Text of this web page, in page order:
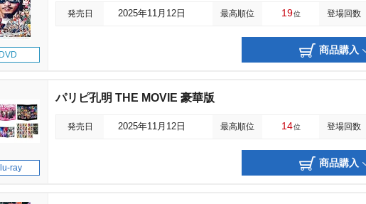
DVD
発売日 2025年11月12日 最高順位 19位 登場回数
商品購入
ray
パリピ孔明 THE MOVIE 豪華版
発売日 2025年11月12日 最高順位 14位 登場回数
商品購入